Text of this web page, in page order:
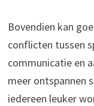
Bovendien kan
conflicten tussen
communicatie en
meer ontspannen
iedereen leuker